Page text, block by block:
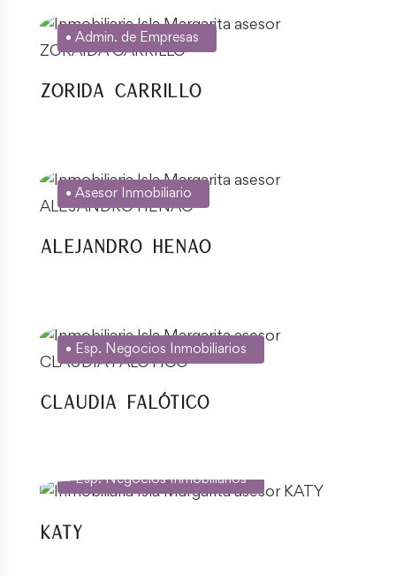
Admin. de Empresas
Zorida Carrillo
Asesor Inmobiliario
Alejandro Henao
Esp. Negocios Inmobiliarios
CLAUDIA FALÓTICO
Esp. Negocios Inmobiliarios
KATY